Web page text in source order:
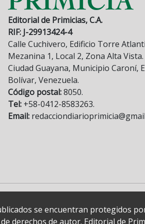
Editorial de Primicias, C.A.
RIF: J-29913424-4
Calle Cuchivero, Edificio Torre
Mezanina 1, Local 2, Zona Alta Vista.
Ciudad Guayana, Municipio Caroní,
Bolívar, Venezuela.
Código postal:8050.
Tel: +58-0412-8583263.
Email:
se encuentran protegidos
derechos de autor. Editorial de